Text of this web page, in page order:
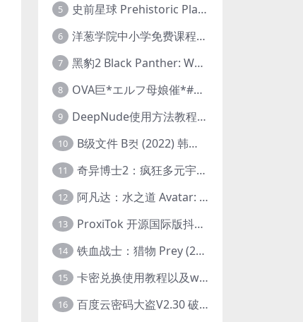
5 史前星球 Prehistoric Planet (2022) 中字 1080p 高清 阿里云盘 2022.5.27已更新全集
6 洋葱学院中小学免费课程集合 云盘下载
7 黑豹2 Black Panther: Wakanda Forever (2022) 高清版
8 OVA巨*エルフ母娘催*#1エルフの国を蹂*する男。汚された女王と姫
9 DeepNude使用方法教程FAQ
10 B级文件 B컷 (2022) 韩国大尺度剧情电影 1080P 中字
11 奇异博士2：疯狂多元宇宙 Doctor Strange in the Multiverse of Madness (2022) 高清版1080p
12 阿凡达：水之道 Avatar: The Way of Water (2022) 1080p 2k 4k 中文字幕
13 ProxiTok 开源国际版抖音TikTok网页版 国内网络直连
14 铁血战士：猎物 Prey (2022) 中英字幕 1080P
15 卡密兑换使用教程以及windows使用教程
16 百度云密码大盗V2.30 破解分享链接提取码